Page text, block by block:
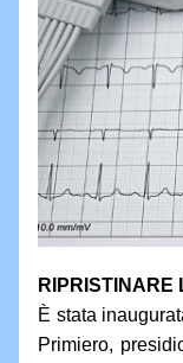
RIPRISTINARE
È stata
Primiero,